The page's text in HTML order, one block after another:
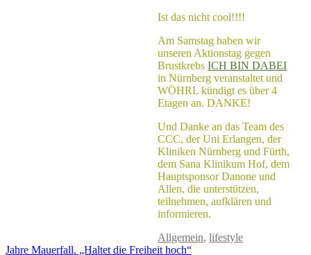
Ist das nicht cool!!!!
Am Samstag haben wir
unseren Aktionstag gegen
BrustkrebsICH BIN DABEI
in Nürnberg veranstaltet und
WÖHRL kündigt es über 4
Etagen an. DANKE!
Und Danke an das Team des
CCC, der Uni Erlangen, der
Kliniken Nürnberg und Fürth,
dem Sana Klinikum Hof, dem
Hauptsponsor Danone und
Allen, die unterstützen,
teilnehmen, aufklären und
informieren.
Allgemein,lifestyle
Jahre Mauerfall. „Haltet die Freiheit hoch“